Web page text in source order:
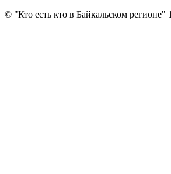
© "Кто есть кто в Байкальском регионе"